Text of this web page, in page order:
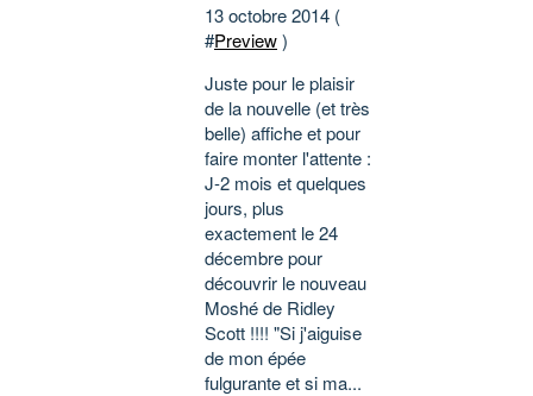
13 octobre 2014 (
#Preview)
Juste pour le plaisir
de la nouvelle (et très
belle) affiche et pour
faire monter l'attente :
J-2 mois et quelques
jours, plus
exactement le 24
décembre pour
découvrir le nouveau
Moshé de Ridley
Scott !!!! "Si j'aiguise
de mon épée
fulgurante et si ma...